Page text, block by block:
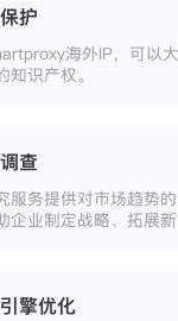
护
海外IP，可以
知识产权。
查
服务提供对市场趋势
企业制定战略、拓展
擎优化